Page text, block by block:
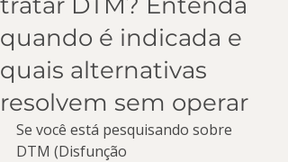
quando é indicada e
quais alternativas
resolvem sem operar
Se você está pesquisando sobre
DTM (Disfunção